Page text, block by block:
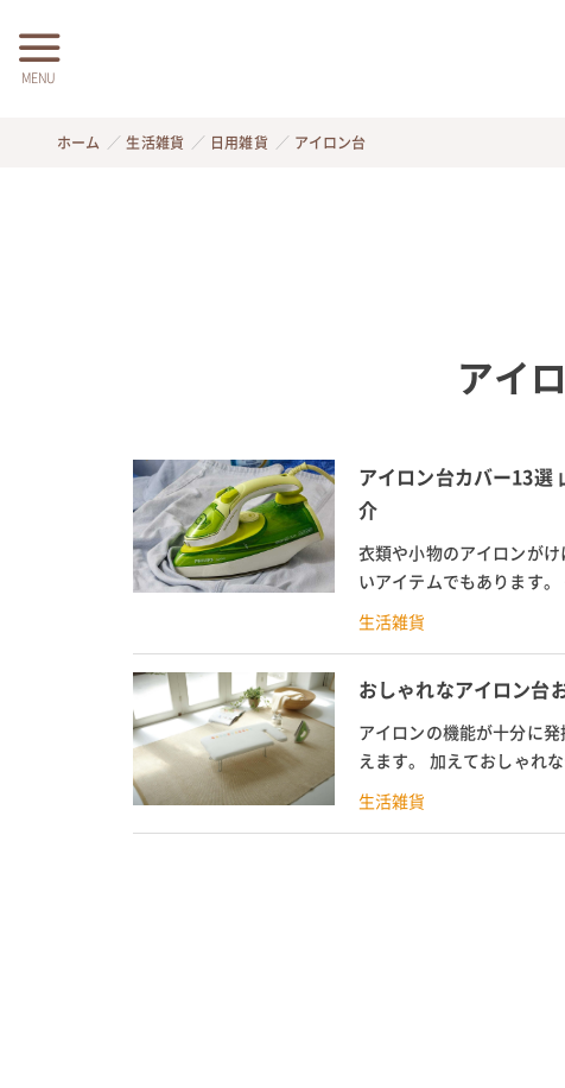
MENU
ホーム 生活雑貨 日用雑貨 アイロン台
アイ
アイロン台カバー13選
介
衣類や小物のアイロンが
いアイテムでもあります
アイロン台カバーの選び
生活雑貨
おしゃれなアイロン台
アイロンの機能が十分に
えます。 加えておしゃれ
では、Amazonなどで買え
生活雑貨